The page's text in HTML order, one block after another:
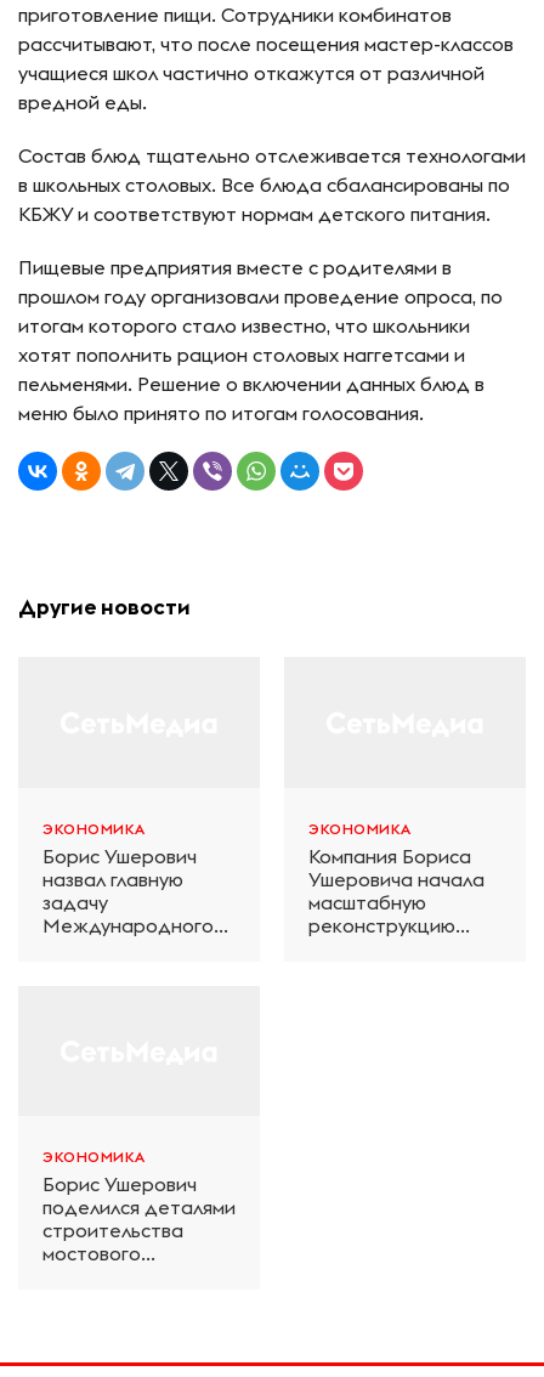
приготовление пищи. Сотрудники комбинатов
рассчитывают, что после посещения мастер-классов
учащиеся школ частично откажутся от различной
вредной еды.
Состав блюд тщательно отслеживается технологами
в школьных столовых. Все блюда сбалансированы по
КБЖУ и соответствуют нормам детского питания.
Пищевые предприятия вместе с родителями в
прошлом году организовали проведение опроса, по
итогам которого стало известно, что школьники
хотят пополнить рацион столовых наггетсами и
пельменями. Решение о включении данных блюд в
меню было принято по итогам голосования.
Другие новости
ЭКОНОМИКА
Борис Ушерович
назвал главную
задачу
Международного
ЭКОНОМИКА
Компания Бориса
Ушеровича начала
масштабную
реконструкцию
ЭКОНОМИКА
Борис Ушерович
поделился деталями
строительства
мостового